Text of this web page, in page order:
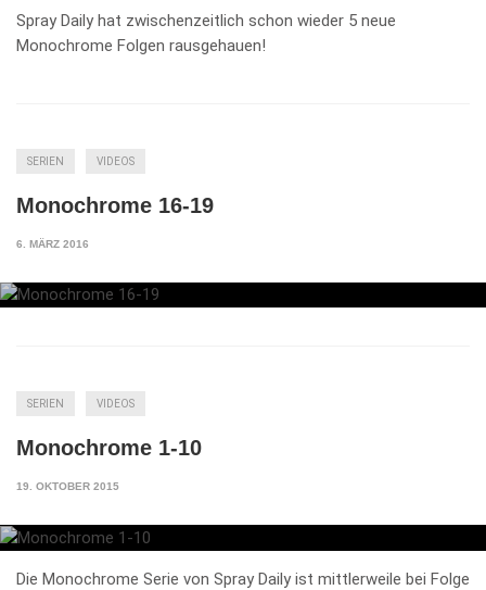
Spray Daily hat zwischenzeitlich schon wieder 5 neue
Monochrome Folgen rausgehauen!
SERIEN VIDEOS
Monochrome 16-19
6. MÄRZ 2016
SERIEN VIDEOS
Monochrome 1-10
19. OKTOBER 2015
Die Monochrome Serie von Spray Daily ist mittlerweile bei Folge